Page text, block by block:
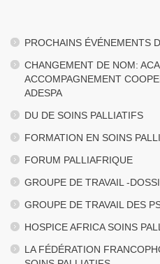
PROCHAINS ÉVÉNEMENTS
CHANGEMENT DE NOM:
ACCOMPAGNEMENT
ADESPA
DU DE SOINS PALLIATIFS
FORMATION EN SOINS
FORUM PALLIAFRIQUE
GROUPE DE TRAVAIL -
GROUPE DE TRAVAIL DES
HOSPICE AFRICA SOINS
LA FÉDÉRATION